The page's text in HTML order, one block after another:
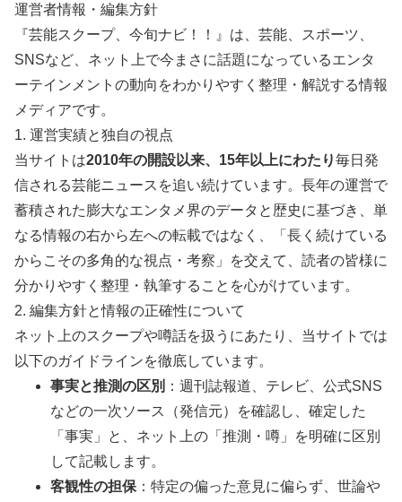
運営者情報・編集方針
『芸能スクープ、今旬ナビ！！』は、芸能、スポーツ、
SNSなど、ネット上で今まさに話題になっているエンタ
ーテインメントの動向をわかりやすく整理・解説する情報
メディアです。
1. 運営実績と独自の視点
当サイトは2010年の開設以来、15年以上にわたり毎日発
信される芸能ニュースを追い続けています。長年の運営で
蓄積された膨大なエンタメ界のデータと歴史に基づき、単
なる情報の右から左への転載ではなく、「長く続けている
からこその多角的な視点・考察」を交えて、読者の皆様に
分かりやすく整理・執筆することを心がけています。
2. 編集方針と情報の正確性について
ネット上のスクープや噂話を扱うにあたり、当サイトでは
以下のガイドラインを徹底しています。
事実と推測の区別 ：週刊誌報道、テレビ、公式SNS
などの一次ソース（発信元）を確認し、確定した
「事実」と、ネット上の「推測・噂」を明確に区別
して記載します。
客観性の担保 ：特定の偏った意見に偏らず、世論や